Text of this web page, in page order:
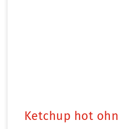
Ketchup hot